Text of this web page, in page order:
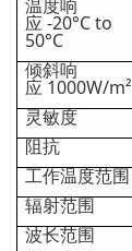
温度响
应 -20°C to
50°C
倾斜响
应 1000W/m²
灵敏度
阻抗
工作温度范围
辐射范围
波长范围